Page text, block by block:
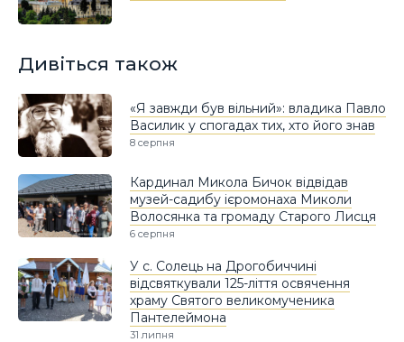
Дивіться також
«Я завжди був вільний»: владика Павло
Василик у спогадах тих, хто його знав
8 серпня
Кардинал Микола Бичок відвідав
музей-садибу ієромонаха Миколи
Волосянка та громаду Старого Лисця
6 серпня
У с. Солець на Дрогобиччині
відсвяткували 125-ліття освячення
храму Святого великомученика
Пантелеймона
31 липня